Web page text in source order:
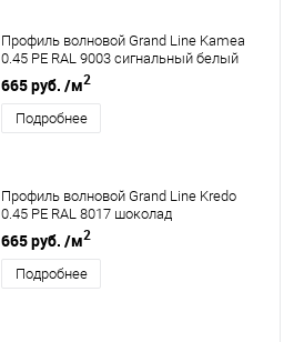
Профиль волновой Grand Line Kamea
0.45 PE RAL 9003 сигнальный белый
665 руб. /м2
Подробнее
Профиль волновой Grand Line Kredo
0.45 PE RAL 8017 шоколад
665 руб. /м2
Подробнее